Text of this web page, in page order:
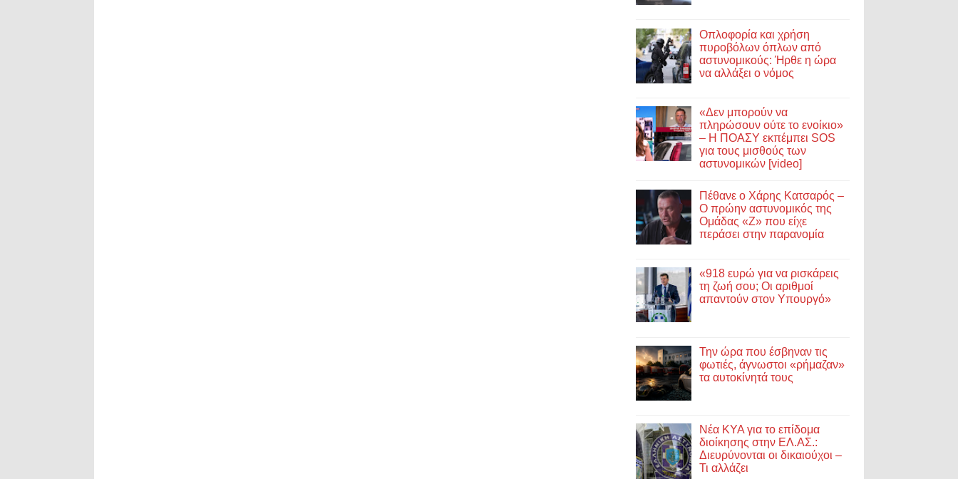
Οπλοφορία και χρήση
πυροβόλων όπλων από
αστυνομικούς: Ήρθε η ώρα
να αλλάξει ο νόμος
«Δεν μπορούν να
πληρώσουν ούτε το ενοίκιο»
– Η ΠΟΑΣΥ εκπέμπει SOS
για τους μισθούς των
αστυνομικών [video]
Πέθανε ο Χάρης Κατσαρός –
Ο πρώην αστυνομικός της
Ομάδας «Ζ» που είχε
περάσει στην παρανομία
«918 ευρώ για να ρισκάρεις
τη ζωή σου; Οι αριθμοί
απαντούν στον Υπουργό»
Την ώρα που έσβηναν τις
φωτιές, άγνωστοι «ρήμαζαν»
τα αυτοκίνητά τους
Νέα ΚΥΑ για το επίδομα
διοίκησης στην ΕΛ.ΑΣ.:
Διευρύνονται οι δικαιούχοι –
Τι αλλάζει